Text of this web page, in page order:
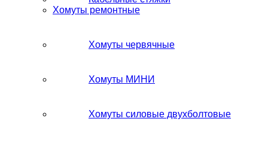
Хомуты ремонтные
Хомуты червячные
Хомуты МИНИ
Хомуты силовые двухболтовые